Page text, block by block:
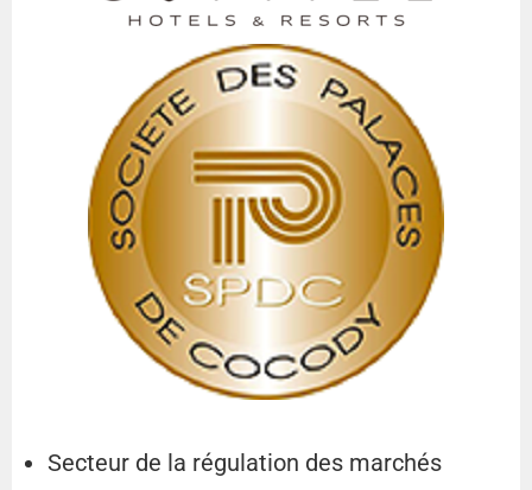
Secteur de la régulation des marchés